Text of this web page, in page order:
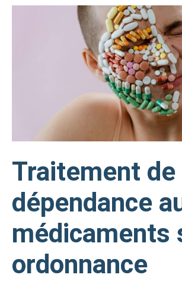
Traitement de
dépendance
médicaments
ordonnance